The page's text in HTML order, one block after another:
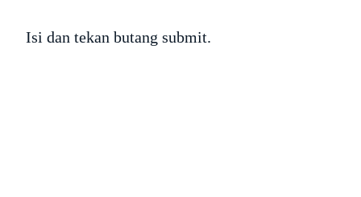
Isi dan tekan butang submit.